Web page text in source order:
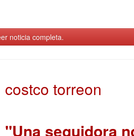
noticia completa.
costco torreon
"Una seguidora